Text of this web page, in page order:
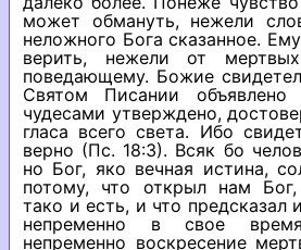
может обмануть, нежели
неложного Бога сказанное.
верить, нежели от
поведающему. Божие
Святом Писании
чудесами утверждено,
гласа всего света. Ибо
верно (Пс. 18:3). Всяк бо
но Бог, яко вечная истина,
потому, что открыл нам
тако и есть, и что
непременно в свое
непременно воскресение